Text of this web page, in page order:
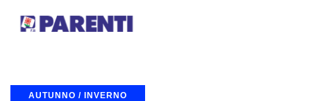
AUTUNNO / INVERNO